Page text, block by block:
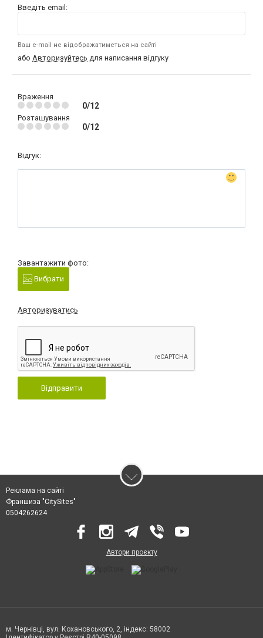
Введіть email:
Ваш e-mail не відображатиметься на сайті
або Авторизуйтесь для написання відгуку
Враження
0/12
Розташування
0/12
Відгук:
Завантажити фото:
Вибрати
Авторизуватись
Відправити
Реклама на сайті
Франшиза "CitySites"
0504262624
Автори проєкту
м. Чернівці, вул. Кохановського, 2, індекс: 58002